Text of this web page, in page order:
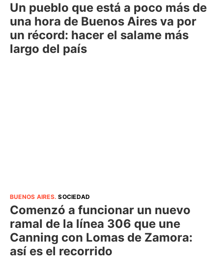
Un pueblo que está a poco más de
una hora de Buenos Aires va por
un récord: hacer el salame más
largo del país
BUENOS AIRES.SOCIEDAD
Comenzó a funcionar un nuevo
ramal de la línea 306 que une
Canning con Lomas de Zamora:
así es el recorrido